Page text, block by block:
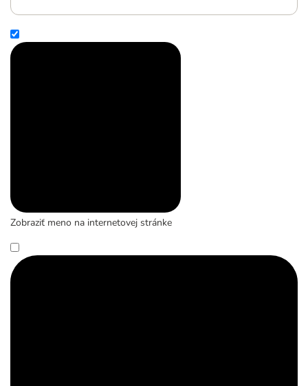
Zobraziť meno na internetovej stránke